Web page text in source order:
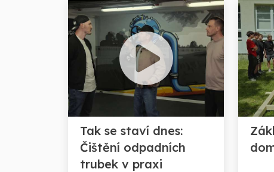
Tak se staví dnes:
Čištění odpadních
trubek v praxi